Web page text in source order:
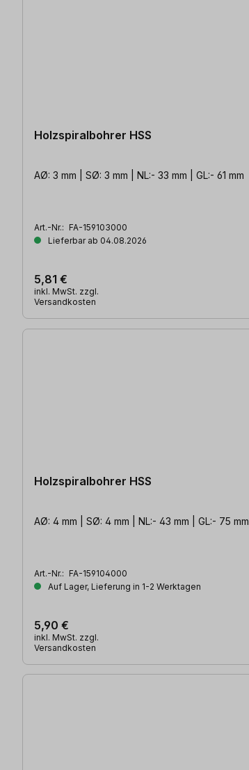
Holzspiralbohrer HSS
AØ: 3 mm | SØ: 3 mm | NL:- 33 mm | GL:- 61 mm
Art.-Nr.: FA-159103000
Lieferbar ab 04.08.2026
5,81 €
inkl. MwSt. zzgl.
Versandkosten
Holzspiralbohrer HSS
AØ: 4 mm | SØ: 4 mm | NL:- 43 mm | GL:- 75 mm
Art.-Nr.: FA-159104000
Auf Lager, Lieferung in 1-2 Werktagen
5,90 €
inkl. MwSt. zzgl.
Versandkosten